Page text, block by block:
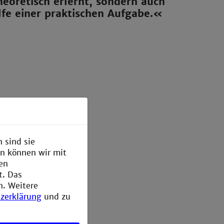
einer praktischen Aufgabe.«
sind sie
können wir mit
Das
Weitere
und zu